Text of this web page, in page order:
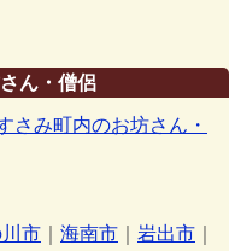
ん・僧侶
さみ町内のお坊さん・
市 海南市 岩出市